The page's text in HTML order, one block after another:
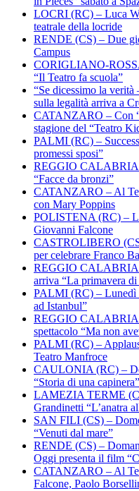
LOCRI (RC) – Luca
teatrale della locride
RENDE (CS) – Due
Campus
CORIGLIANO-
“Il Teatro fa scuola”
“Se dicessimo la
sulla legalità arriva a
CATANZARO – Con
stagione del “Teatro
PALMI (RC) –
promessi sposi”
REGGIO CALABRIA
“Facce da bronzi”
CATANZARO – Al
con Mary Poppins
POLISTENA (RC) –
Giovanni Falcone
CASTROLIBERO
per celebrare Franco
REGGIO CALABRIA
arriva “La primavera di
PALMI (RC) – Lunedì
ad Istanbul”
REGGIO CALABRIA
spettacolo “Ma non
PALMI (RC) –
Teatro Manfroce
CAULONIA (RC) –
“Storia di una capinera”
LAMEZIA TERME
Grandinetti “L’anatra
SAN FILI (CS) –
“Venuti dal mare”
RENDE (CS) –
Oggi presenta il film
CATANZARO – Al
Falcone, Paolo